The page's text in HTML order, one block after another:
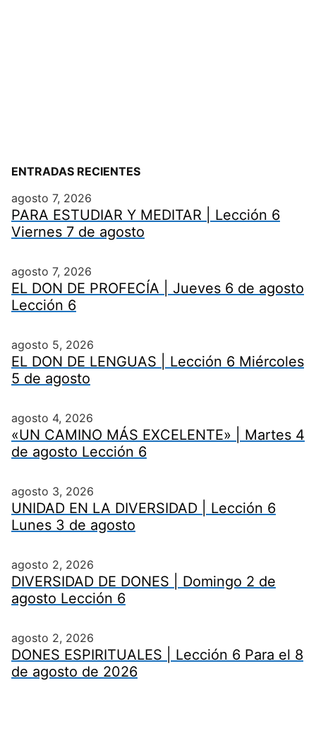
ENTRADAS RECIENTES
agosto 7, 2026
PARA ESTUDIAR Y MEDITAR | Lección 6
Viernes 7 de agosto
agosto 7, 2026
EL DON DE PROFECÍA | Jueves 6 de agosto
Lección 6
agosto 5, 2026
EL DON DE LENGUAS | Lección 6 Miércoles
5 de agosto
agosto 4, 2026
«UN CAMINO MÁS EXCELENTE» | Martes 4
de agosto Lección 6
agosto 3, 2026
UNIDAD EN LA DIVERSIDAD | Lección 6
Lunes 3 de agosto
agosto 2, 2026
DIVERSIDAD DE DONES | Domingo 2 de
agosto Lección 6
agosto 2, 2026
DONES ESPIRITUALES | Lección 6 Para el 8
de agosto de 2026